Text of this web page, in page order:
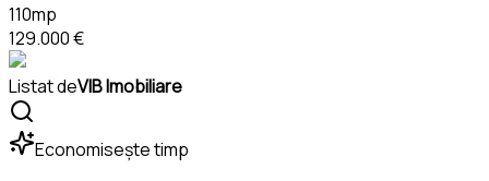
110mp
129.000 €
Listat deVIB Imobiliare
Economisește timp